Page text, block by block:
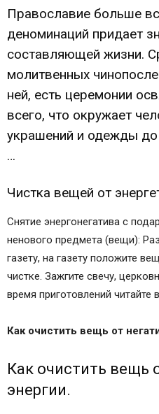
Православие больше
деноминаций придает
составляющей жизни.
молитвенных
ней, есть церемонии
всего, что окружает
украшений и одежды
…
Чистка вещей от
Снятие энергонегатива с
ненового предмета (вещи):
газету, на газету положите
чистке. Зажгите свечу,
время приготовлений читайте
Как очистить вещь от
Как очистить вещь
энергии.